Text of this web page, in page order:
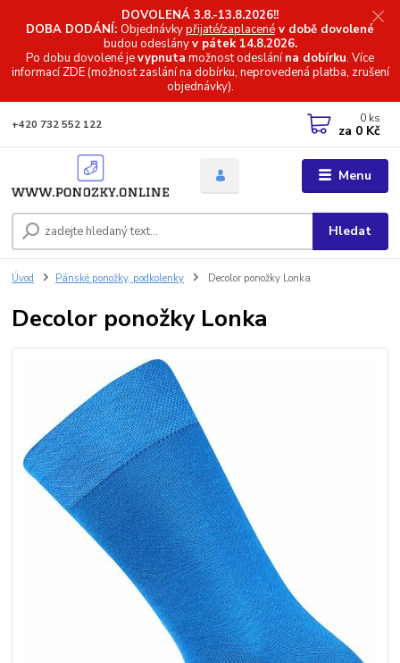
DOVOLENÁ 3.8.-13.8.2026!!
DOBA DODÁNÍ: Objednávkypřijaté/zaplacené v době dovolené
budou odeslányv pátek 14.8.2026.
Po dobu dovolené jevypnuta možnost odeslánína dobírku. Více
informacíZDE (možnost zaslání na dobírku, neprovedená platba, zrušení
objednávky).
Menu
Hledat
+420 732 552 122 0 ks
za 0 Kč
Úvod Pánské ponožky, podkolenky Decolor ponožky Lonka
Decolor ponožky Lonka